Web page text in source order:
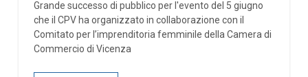
Grande successo di pubblico per l'evento del 5 giugno
che il CPV ha organizzato in collaborazione con il
Comitato per l’imprenditoria femminile della Camera di
Commercio di Vicenza